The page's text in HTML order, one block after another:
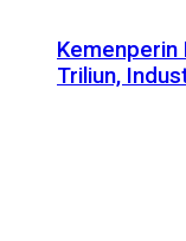
Kemenperin
Triliun,